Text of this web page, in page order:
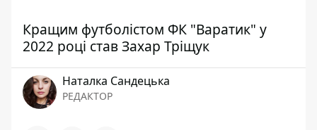
Кращим футболістом ФК "Варатик" у
2022 році став Захар Тріщук
Наталка Сандецька
РЕДАКТОР